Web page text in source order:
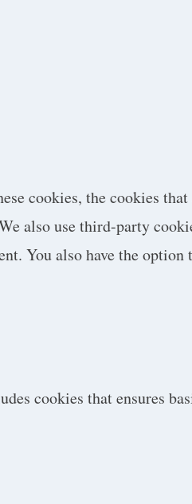
cookies, the cookies that
also use third-party
You also have the
cookies that ensures